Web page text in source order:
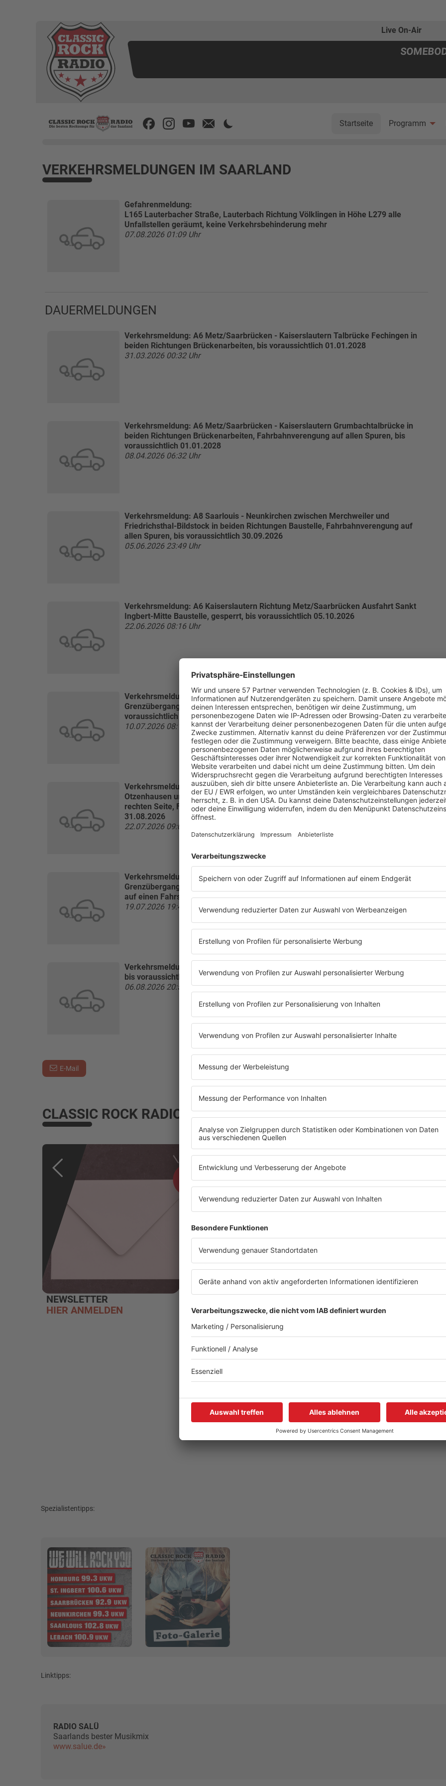
Live On-Air
Startseite Programm
VERKEHRSMELDUNGEN IM SAARLAND
Gefahrenmeldung:
L165 Lauterbacher Straße, Lauterbach Richtung Völklingen in Höhe L279 alle
Unfallstellen geräumt, keine Verkehrsbehinderung mehr
07.08.2026 01:09 Uhr
DAUERMELDUNGEN
Verkehrsmeldung: A6 Metz/Saarbrücken - Kaiserslautern Talbrücke Fechingen in
beiden Richtungen Brückenarbeiten, bis voraussichtlich 01.01.2028
31.03.2026 00:32 Uhr
Verkehrsmeldung: A6 Metz/Saarbrücken - Kaiserslautern Grumbachtalbrücke in
beiden Richtungen Brückenarbeiten, Fahrbahnverengung auf allen Spuren, bis
voraussichtlich 01.01.2028
08.04.2026 06:32 Uhr
Verkehrsmeldung: A8 Saarlouis - Neunkirchen zwischen Merchweiler und
Friedrichsthal-Bildstock in beiden Richtungen Baustelle, Fahrbahnverengung auf
allen Spuren, bis voraussichtlich 30.09.2026
05.06.2026 23:49 Uhr
Verkehrsmeldung: A6 Kaiserslautern Richtung Metz/Saarbrücken Ausfahrt Sankt
Ingbert-Mitte Baustelle, gesperrt, bis voraussichtlich 05.10.2026
22.06.2026 08:16 Uhr
Verkehrsmeldung:
A8 Saarlouis - Luxemburg zwischen Dillingen-Mitte und
Grenzübergang Perl in beiden Richtungen Notrufsäulen ausgefallen, bis
voraussichtlich 31.12.2026
10.07.2026 08:18 Uhr
Verkehrsmeldung:
A62 Nonnweiler Richtung Landstuhl zwischen Nonnweiler-
Otzenhausen und Rastplatz Sötern Baustelle, Schutzplankenerneuerung auf der
rechten Seite, Fahrbahnverengung auf der rechten Spur, bis voraussichtlich
31.08.2026
22.07.2026 09:05 Uhr
Verkehrsmeldung:
A8 Saarlouis - Luxemburg zwischen Tunnel Pellinger Berg und
Grenzübergang Perl in beiden Richtungen Baustelle, linke Spur gesperrt, Fahrbahn
auf einen Fahrstreifen verengt, bis voraussichtlich 30.09.2026
19.07.2026 19:47 Uhr
Verkehrsmeldung:
bis voraussichtlich 15.08.2026
06.08.2026 20:50 Uhr
E-Mail
CLASSIC ROCK RADIO PROGRAMM
NEWSLETTER
HIER ANMELDEN
MEHR ERFAHREN
REINHÖREN
Spezialistentipps:
Linktipps:
RADIO SALÜ
Saarlands bester Musikmix
www.salue.de»